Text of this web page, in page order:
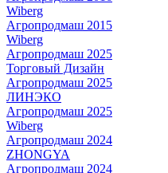
Wiberg
Агропродмаш 2015
Wiberg
Агропродмаш 2025
Торговый Дизайн
Агропродмаш 2025
ЛИНЭКО
Агропродмаш 2025
Wiberg
Агропродмаш 2024
ZHONGYA
Агропродмаш 2024